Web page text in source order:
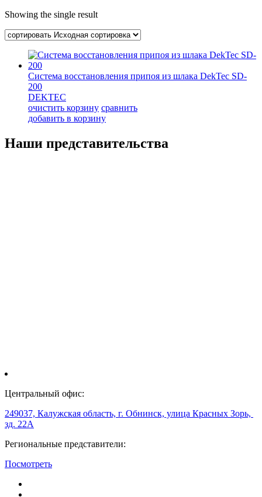
Showing the single result
Система восстановления припоя из шлака DekTec SD-
200
DEKTEC
очистить корзину сравнить
добавить в корзину
Наши представительства
Центральный офис:
249037, Калужская область, г. Обнинск, улица Красных Зорь,
зд. 22А
Региональные представители:
Посмотреть